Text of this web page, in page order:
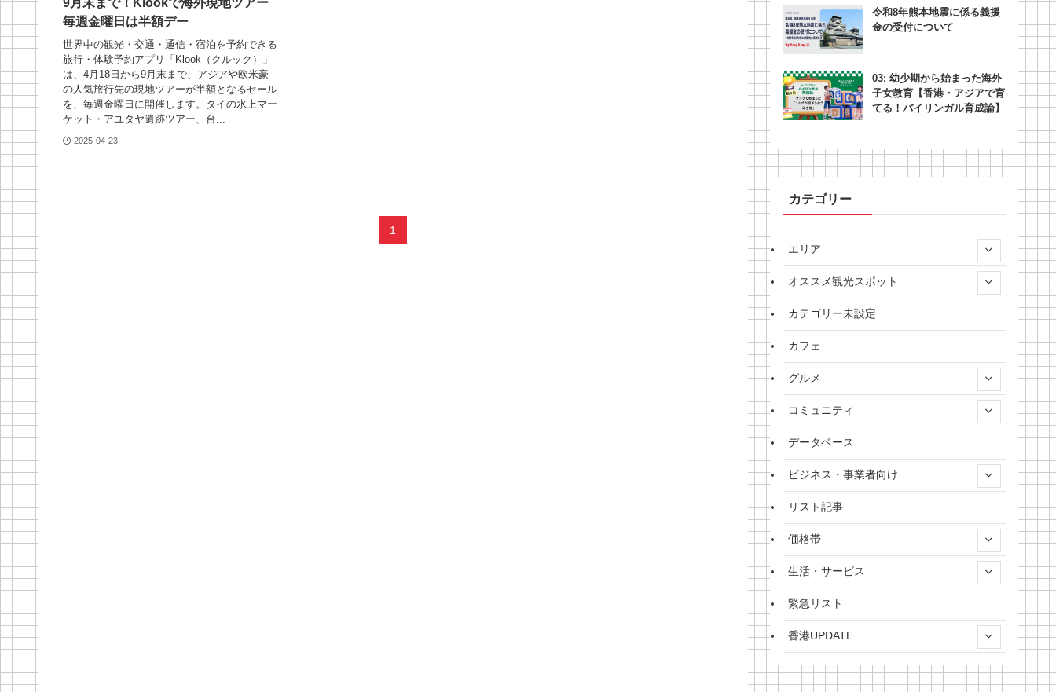
9月末まで！Klookで海外現地ツアー
毎週金曜日は半額デー
世界中の観光・交通・通信・宿泊を予約できる
旅行・体験予約アプリ「Klook（クルック）」
は、4月18日から9月末まで、アジアや欧米豪
の人気旅行先の現地ツアーが半額となるセール
を、毎週金曜日に開催します。タイの水上マー
ケット・アユタヤ遺跡ツアー、台...
2025-04-23
1
令和8年熊本地震に係る義援
金の受付について
03: 幼少期から始まった海外
子女教育【香港・アジアで育
てる！バイリンガル育成論】
カテゴリー
エリア
オススメ観光スポット
カテゴリー未設定
カフェ
グルメ
コミュニティ
データベース
ビジネス・事業者向け
リスト記事
価格帯
生活・サービス
緊急リスト
香港UPDATE